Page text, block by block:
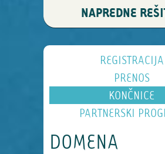
NAPREDNE
REGISTRACIJA
PRENOS
KONČNICE
PARTNERSKI
DOMENA